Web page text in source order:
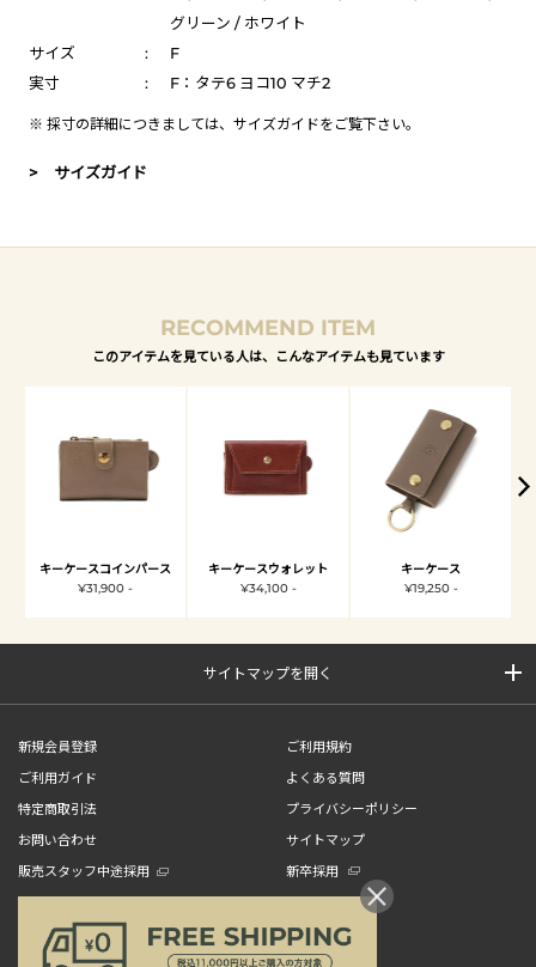
グリーン / ホワイト
サイズ
:
F
実寸
: F：タテ6 ヨコ10 マチ2
※ 採寸の詳細につきましては、 サイズガイドをご覧下さい。
> サイズガイド
RECOMMEND ITEM
このアイテムを見ている人は、こんなアイテムも見ています
キーケースコインパース
¥31,900 -
キーケースウォレット
¥34,100 -
キーケース
¥19,250 -
サイトマップを開く
新規会員登録
ご利用規約
ご利用ガイド
よくある質問
特定商取引法
プライバシーポリシー
お問い合わせ
サイトマップ
販売スタッフ中途採用
新卒採用